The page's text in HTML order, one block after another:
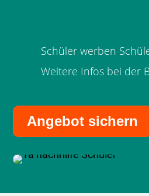
Schüler werben
Weitere Infos bei der
Angebot sichern